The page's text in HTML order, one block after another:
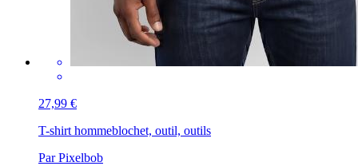
27,99 €
T-shirt hommeblochet, outil, outils
Par Pixelbob